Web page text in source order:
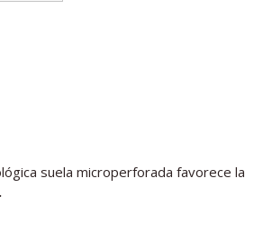
suela microperforada favorece la